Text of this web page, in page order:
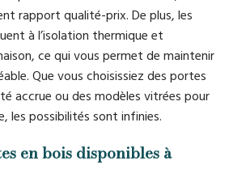
rapport qualité-prix. De plus, les
à l’isolation thermique et
ce qui vous permet de maintenir
Que vous choisissiez des portes
accrue ou des modèles vitrées pour
les possibilités sont infinies.
en bois disponibles à